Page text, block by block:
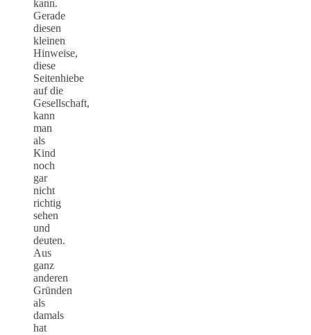
kann.
Gerade
diesen
kleinen
Hinweise,
diese
Seitenhiebe
auf die
Gesellschaft,
kann
man
als
Kind
noch
gar
nicht
richtig
sehen
und
deuten.
Aus
ganz
anderen
Gründen
als
damals
hat